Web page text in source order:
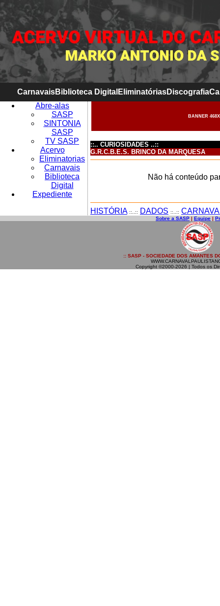
CarnavaisBiblioteca Digital EliminatóriasDiscografia
Abre-alas
SASP
SINTONIA
SASP
TV SASP
Acervo
Eliminatorias
Carnavais
Biblioteca
Digital
Expediente
BANNER
::.. CURIOSIDADES ..::
G.R.C.B.E.S. BRINCO DA MARQUESA
Não há conteúdo
HISTÓRIA ::..:: DADOS ::..::
Sobre a SASP | Equipe |
:: SASP - SOCIEDADE DOS AMANTES
Copyright ©2000-2026 | Todos os